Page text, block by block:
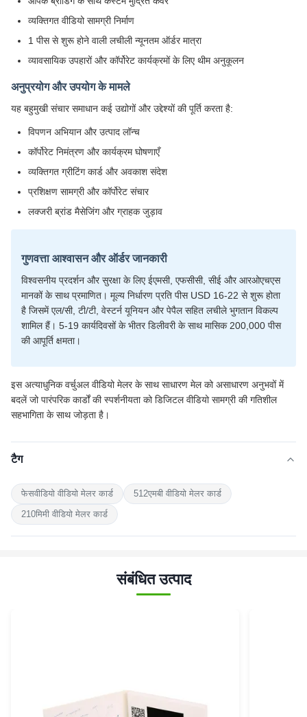
व्यक्तिगत वीडियो सामग्री निर्माण
1 पीस से शुरू होने वाली लचीली न्यूनतम ऑर्डर मात्रा
व्यावसायिक उपहारों और कॉर्पोरेट कार्यक्रमों के लिए थीम अनुकूलन
अनुप्रयोग और उपयोग के मामले
यह बहुमुखी संचार समाधान कई उद्योगों और उद्देश्यों की पूर्ति करता है:
विपणन अभियान और उत्पाद लॉन्च
कॉर्पोरेट निमंत्रण और कार्यक्रम घोषणाएँ
व्यक्तिगत ग्रीटिंग कार्ड और अवकाश संदेश
प्रशिक्षण सामग्री और कॉर्पोरेट संचार
लक्जरी ब्रांड मैसेजिंग और ग्राहक जुड़ाव
गुणवत्ता आश्वासन और ऑर्डर जानकारी
विश्वसनीय प्रदर्शन और सुरक्षा के लिए ईएमसी, एफसीसी, सीई और आरओएचएस
मानकों के साथ प्रमाणित। मूल्य निर्धारण प्रति पीस USD 16-22 से शुरू होता
है जिसमें एल/सी, टी/टी, वेस्टर्न यूनियन और पेपैल सहित लचीले भुगतान विकल्प
शामिल हैं। 5-19 कार्यदिवसों के भीतर डिलीवरी के साथ मासिक 200,000 पीस
की आपूर्ति क्षमता।
इस अत्याधुनिक वर्चुअल वीडियो मेलर के साथ साधारण मेल को असाधारण अनुभवों में
बदलें जो पारंपरिक कार्डों की स्पर्शनीयता को डिजिटल वीडियो सामग्री की गतिशील
सहभागिता के साथ जोड़ता है।
टैग
फेसवीडियो वीडियो मेलर कार्ड
512एमबी वीडियो मेलर कार्ड
210मिमी वीडियो मेलर कार्ड
संबंधित उत्पाद